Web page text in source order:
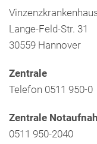
Freunde & Unterstützer
Lange-Feld-Str. 31
30559 Hannover
Zentrale
Telefon 0511 950-0
Zentrale
0511 950-2040